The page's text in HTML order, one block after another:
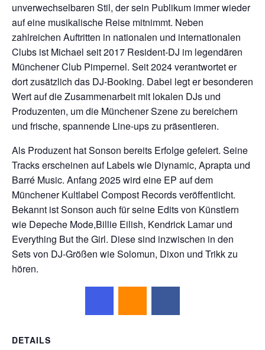
unverwechselbaren Stil, der sein Publikum immer wieder
auf eine musikalische Reise mitnimmt. Neben
zahlreichen Auftritten in nationalen und internationalen
Clubs ist Michael seit 2017 Resident-DJ im legendären
Münchener Club Pimpernel. Seit 2024 verantwortet er
dort zusätzlich das DJ-Booking. Dabei legt er besonderen
Wert auf die Zusammenarbeit mit lokalen DJs und
Produzenten, um die Münchener Szene zu bereichern
und frische, spannende Line-ups zu präsentieren.
Als Produzent hat Sonson bereits Erfolge gefeiert. Seine
Tracks erscheinen auf Labels wie Diynamic, Aprapta und
Barré Music. Anfang 2025 wird eine EP auf dem
Münchener Kultlabel Compost Records veröffentlicht.
Bekannt ist Sonson auch für seine Edits von Künstlern
wie Depeche Mode,Billie Eilish, Kendrick Lamar und
Everything But the Girl. Diese sind inzwischen in den
Sets von DJ-Größen wie Solomun, Dixon und Trikk zu
hören.
DETAILS